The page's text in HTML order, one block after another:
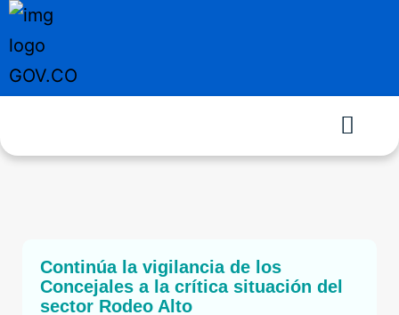
Continúa la vigilancia de los
Concejales a la crítica situación del
sector Rodeo Alto